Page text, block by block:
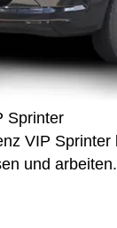
Sprinter
VIP Sprinter
und arbeiten.